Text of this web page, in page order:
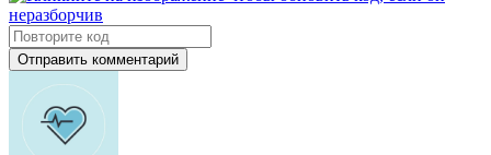
Отправить комментарий